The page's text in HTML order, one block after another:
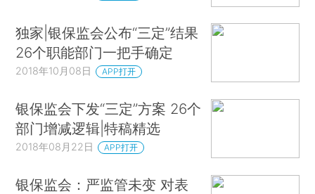
独家|银保监会公布“三定”结果
26个职能部门一把手确定
2018年10月08日 APP打开
银保监会下发“三定”方案 26个
部门增减逻辑|特稿精选
2018年08月22日 APP打开
银保监会：严监管未变 对表